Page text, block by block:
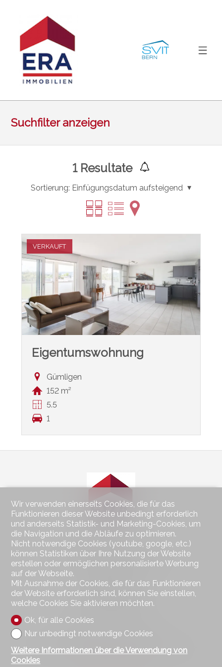
Suchfilter anzeigen
1Resultate
Sortierung: Einfügungsdatum aufsteigend
VERKAUFT
Eigentumswohnung
Gümligen
152 m²
5.5
1
Kontaktieren Sie uns
Wohnen im Seeland Immobilien GmbH
2560 Nidau
Tel.032 323 01 04
Fax 032 323 01 06
Bleiben Sie verbunden
Verpassen Sie keine Objekte, melden Sie sich kostenlos an.
Wir verwenden einerseits Cookies, die für das
Funktionieren dieser Website unbedingt erforderlich
und anderseits Statistik- und Marketing-Cookies, um
die Navigation und die Abläufe zu optimieren.
Nicht notwendige Cookies (youtube, google, etc.)
können Statistiken über Ihre Nutzung der Website
erstellen oder ermöglichen personalisierte Werbung
auf der Webseite.
Mit Ausnahme der Cookies, die für das Funktionieren
der Website erforderlich sind, können Sie einstellen,
welche Cookies Sie aktivieren möchten.
Ok, für alle Cookies
Nur unbedingt notwendige Cookies
Weitere Informationen über die Verwendung von
Cookies